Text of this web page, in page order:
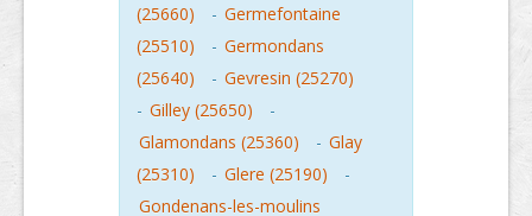
(25660)
- Germefontaine
(25510)
- Germondans
(25640)
- Gevresin (25270)
- Gilley (25650)
-
Glamondans (25360)
- Glay
(25310)
- Glere (25190)
-
Gondenans-les-moulins